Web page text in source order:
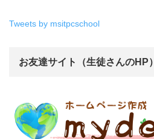
Tweets by msitpcschool
お友達サイト（生徒さんのHP）